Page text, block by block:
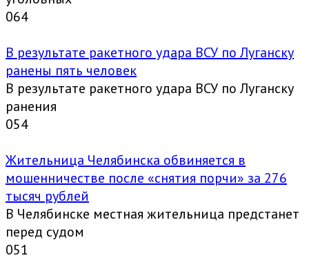
064
В результате ракетного удара ВСУ по Луганску
ранены пять человек
В результате ракетного удара ВСУ по Луганску
ранения
054
Жительница Челябинска обвиняется в
мошенничестве после «снятия порчи» за 276
тысяч рублей
В Челябинске местная жительница предстанет
перед судом
051